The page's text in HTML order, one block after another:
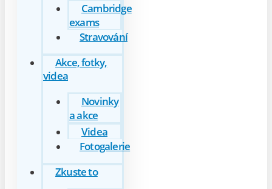
Cambridge
exams
Stravování
Akce, fotky,
videa
Novinky
a akce
Videa
Fotogalerie
Zkuste to